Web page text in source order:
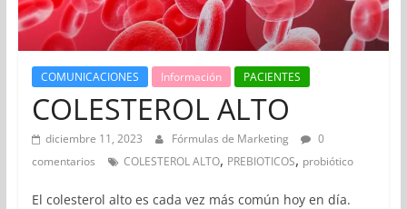
COMUNICACIONES Información PACIENTES
COLESTEROL ALTO
diciembre 11, 2023 Fórmulas de Marketing
0
comentarios
COLESTEROL ALTO, PREBIOTICOS, probiótico
El colesterol alto es cada vez más común hoy en día.